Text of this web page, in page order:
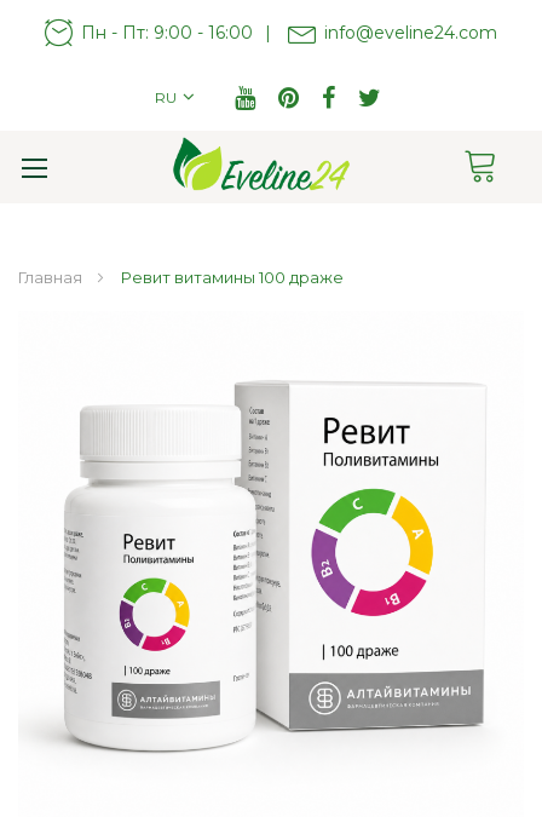
Пн - Пт: 9:00 - 16:00 | info@eveline24.com
RU
Главная Ревит витамины 100 драже
изображений